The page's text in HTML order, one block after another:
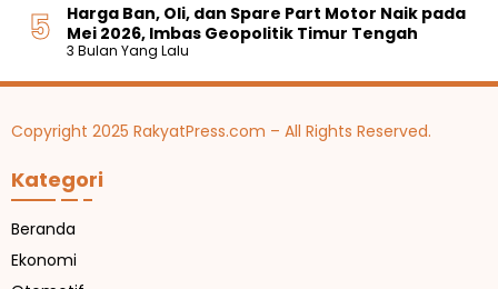
Harga Ban, Oli, dan Spare Part Motor Naik pada
Mei 2026, Imbas Geopolitik Timur Tengah
3 Bulan Yang Lalu
Copyright 2025 RakyatPress.com – All Rights Reserved.
Kategori
Beranda
Ekonomi